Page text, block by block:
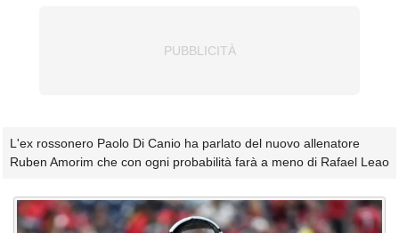
L'ex rossonero Paolo Di Canio ha parlato del nuovo allenatore
Ruben Amorim che con ogni probabilità farà a meno di Rafael Leao